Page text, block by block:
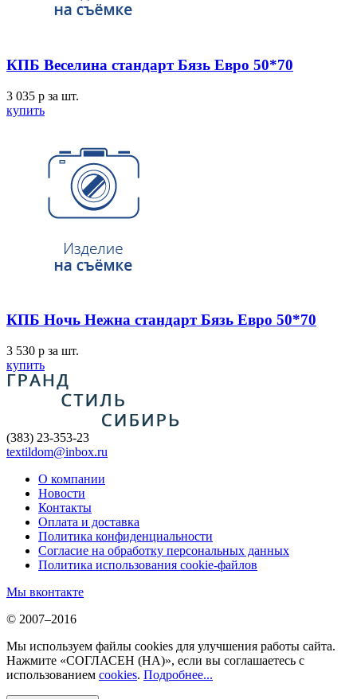
КПБ Веселина стандарт Бязь Евро 50*70
3 035 p за шт.
купить
КПБ Ночь Нежна стандарт Бязь Евро 50*70
3 530 p за шт.
купить
(383) 23-353-23
textildom@inbox.ru
О компании
Новости
Контакты
Оплата и доставка
Политика конфиденциальности
Согласие на обработку персональных данных
Политика использования cookie-файлов
Мы вконтакте
© 2007–2016
Мы используем файлы cookies для улучшения работы сайта.
Нажмите «СОГЛАСЕН (НА)», если вы соглашаетесь с
использованием cookies. Подробнее...